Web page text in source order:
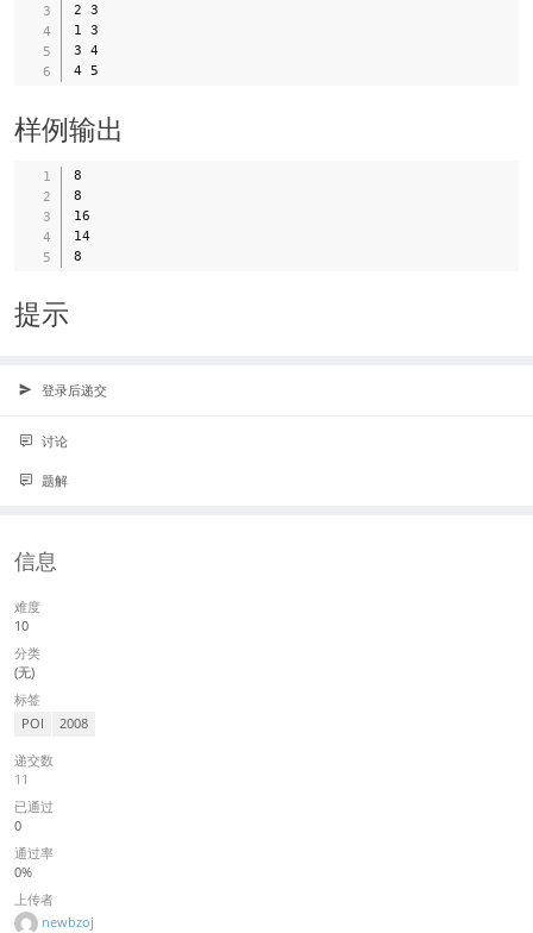
2 3
1 3
3 4
样例输出
8
8
16
14
提示
登录后递交
讨论
题解
信息
难度
10
分类
(无)
标签
POI 2008
递交数
11
已通过
0
通过率
0%
上传者
newbzoj